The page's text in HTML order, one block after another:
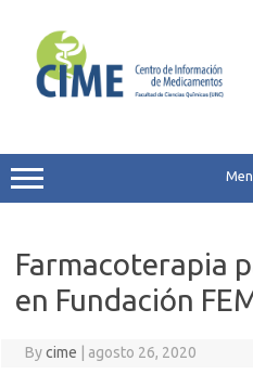
content
Farmacoterapia
en Fundación
Bycime agosto 26, 2020